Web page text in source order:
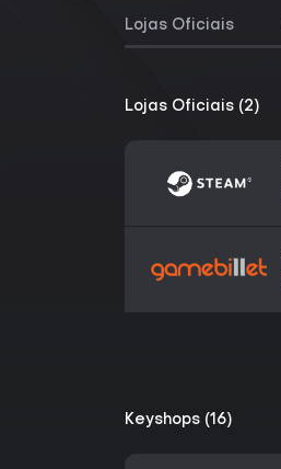
Lojas Oficiais
Lojas Oficiais (2)
Keyshops (16)